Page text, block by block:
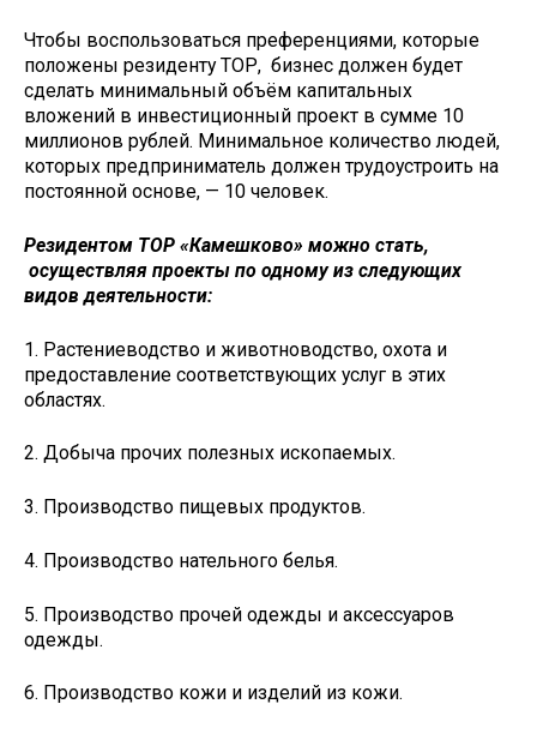
Чтобы воспользоваться преференциями, которые
положены резиденту ТОР, бизнес должен будет
сделать минимальный объём капитальных
вложений в инвестиционный проект в сумме 10
миллионов рублей. Минимальное количество людей,
которых предприниматель должен трудоустроить на
постоянной основе, — 10 человек.
Резидентом ТОР «Камешково» можно стать,
осуществляя проекты по одному из следующих
видов деятельности:
1. Растениеводство и животноводство, охота и
предоставление соответствующих услуг в этих
областях.
2. Добыча прочих полезных ископаемых.
3. Производство пищевых продуктов.
4. Производство нательного белья.
5. Производство прочей одежды и аксессуаров
одежды.
6. Производство кожи и изделий из кожи.